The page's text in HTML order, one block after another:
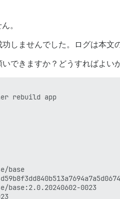
。
しませんでした。ログは本文
できますか？どうすればよい